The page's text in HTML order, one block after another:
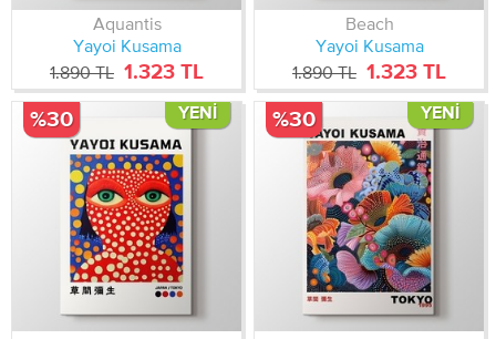
Aquantis
Yayoi Kusama
1.890 TL 1.323 TL
Beach
Yayoi Kusama
1.890 TL 1.323 TL
YENI
%30 YENI
%30